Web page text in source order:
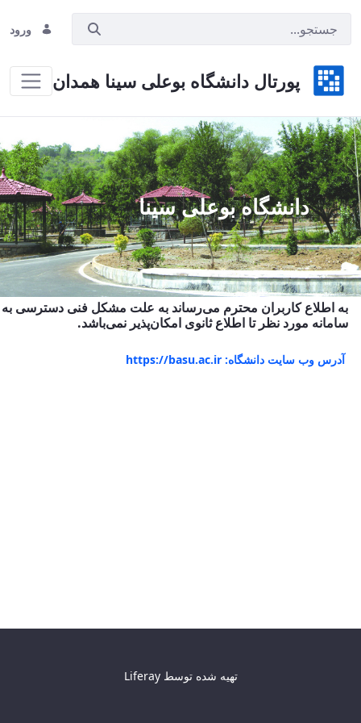
ورود
پورتال دانشگاه بوعلی سینا همدان
Home
دانشگاه بوعلی سینا
به اطلاع کاربران محترم می‌رساند به علت مشکل فنی دسترسی به
سامانه مورد نظر تا اطلاع ثانوی امکان‌پذیر نمی‌باشد.
آدرس وب سایت دانشگاه: https://basu.ac.ir
تهیه شده توسطLiferay